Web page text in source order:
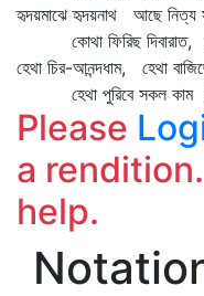
হৃদয়মাঝে হৃদয়নাথ আছে নিত্য
কোথা ফিরিছ দিবারাত,
হেথা চির-আনন্দধাম, হেথা
হেথা পুরিবে সকল কাম
Please
a rendition.
help.